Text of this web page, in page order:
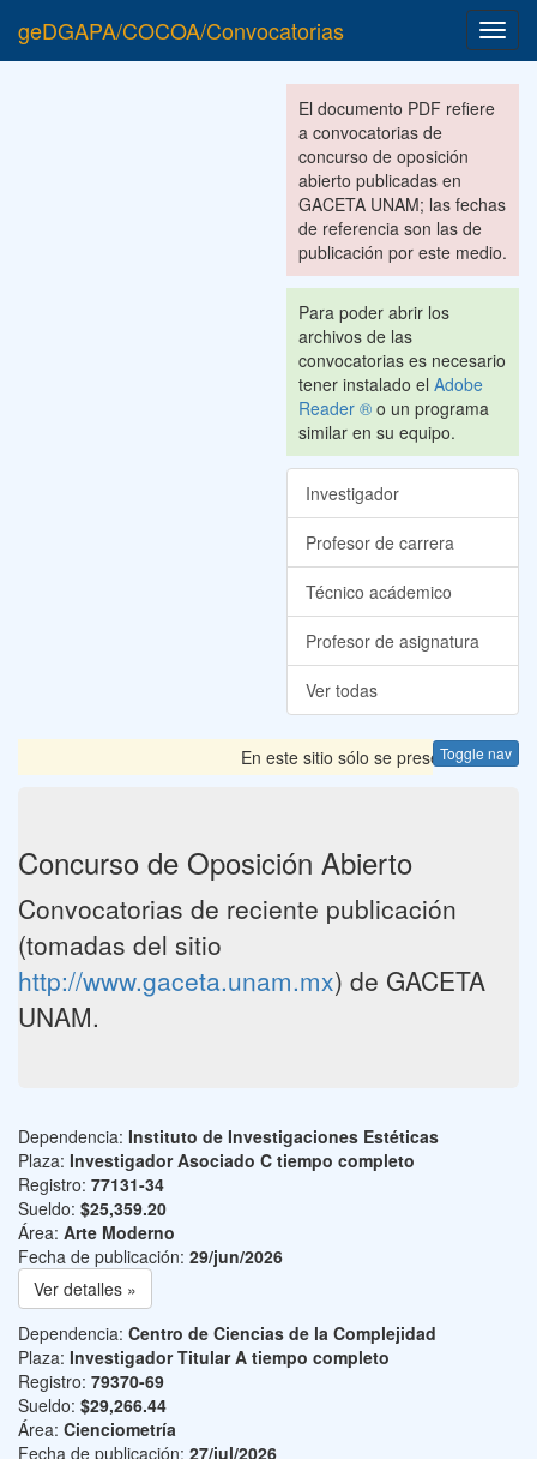
geDGAPA/COCOA/Convocatorias
El documento PDF refiere
a convocatorias de
concurso de oposición
abierto publicadas en
GACETA UNAM; las fechas
de referencia son las de
publicación por este medio.
Para poder abrir los
archivos de las
convocatorias es necesario
tener instalado el Adobe
Reader ® o un programa
similar en su equipo.
Investigador
Profesor de carrera
Técnico acádemico
Profesor de asignatura
Ver todas
Toggle nav
En este sitio sólo se presentan las
Concurso de Oposición Abierto
Convocatorias de reciente publicación
(tomadas del sitio
http://www.gaceta.unam.mx) de GACETA
UNAM.
Dependencia: Instituto de Investigaciones Estéticas
Plaza: Investigador Asociado C tiempo completo
Registro: 77131-34
Sueldo: $25,359.20
Área: Arte Moderno
Fecha de publicación: 29/jun/2026
Ver detalles »
Dependencia: Centro de Ciencias de la Complejidad
Plaza: Investigador Titular A tiempo completo
Registro: 79370-69
Sueldo: $29,266.44
Área: Cienciometría
Fecha de publicación: 27/jul/2026